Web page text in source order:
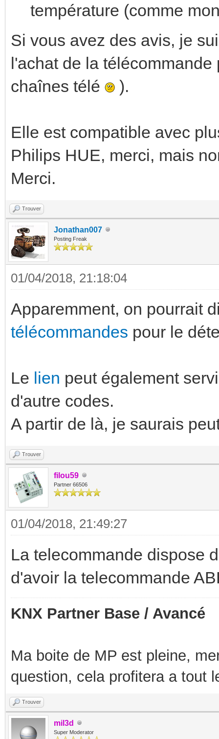
température (comme
Si vous avez des avis, je
l'achat de la
chaînes télé
).
Elle est compatible avec
Philips HUE, merci, mais
Merci.
Trouver
Jonathan007
Posting Freak
01/04/2018, 21:18:04
Apparemment, on pourrait
télécommandes pour le
Le lien peut également
d'autre codes.
A partir de là, je saurais
Trouver
filou59
Partner 66506
01/04/2018, 21:49:27
La telecommande dispose
d'avoir la telecommande
KNX Partner Base / Avancé
Ma boite de MP est pleine,
question, cela profitera a tout
Trouver
mil3d
Super Moderator